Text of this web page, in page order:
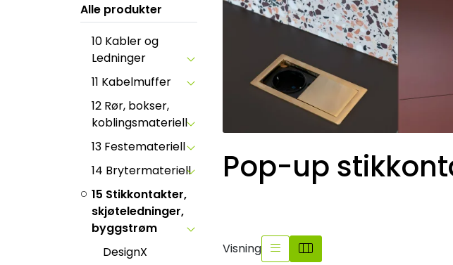
Alle produkter
10 Kabler og
Ledninger
11 Kabelmuffer
12 Rør, bokser,
koblingsmateriell
13 Festemateriell
14 Brytermateriell
15 Stikkontakter,
skjøteledninger,
byggstrøm
DesignX
Pop-up
Visning